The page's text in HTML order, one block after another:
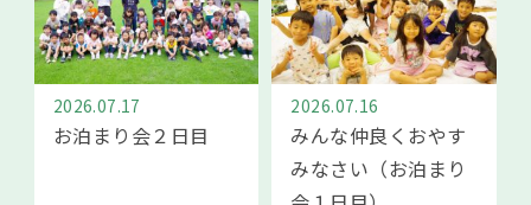
2026.07.17
お泊まり会２日目
2026.07.16
みんな仲良くおやす
みなさい（お泊まり